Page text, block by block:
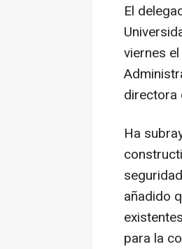
El
viernes
directora
Ha
añadido
para la